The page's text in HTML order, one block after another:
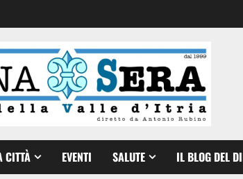
CITTÀ EVENTI SALUTE IL BLOG DEL